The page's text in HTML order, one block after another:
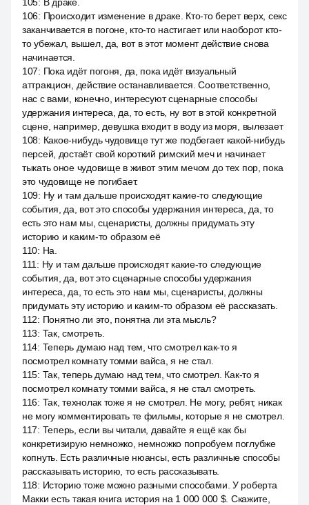
106: Происходит изменение в драке. Кто-то берет верх, секс
заканчивается в погоне, кто-то настигает или наоборот кто-
то убежал, вышел, да, вот в этот момент действие снова
начинается.
107: Пока идёт погоня, да, пока идёт визуальный
аттракцион, действие останавливается. Соответственно,
нас с вами, конечно, интересуют сценарные способы
удержания интереса, да, то есть, ну вот в этой конкретной
сцене, например, девушка входит в воду из моря, вылезает
108: Какое-нибудь чудовище тут же подбегает какой-нибудь
персей, достаёт свой короткий римский меч и начинает
тыкать оное чудовище в живот этим мечом до тех пор, пока
это чудовище не погибает.
109: Ну и там дальше происходят какие-то следующие
события, да, вот это способы удержания интереса, да, то
есть это нам мы, сценаристы, должны придумать эту
историю и каким-то образом её
110: На.
111 : Ну и там дальше происходят какие-то следующие
события, да, вот это сценарные способы удержания
интереса, да, то есть это нам мы, сценаристы, должны
придумать эту историю и каким-то образом её рассказать.
112: Понятно ли это, понятна ли эта мысль?
113: Так, смотреть.
114: Теперь думаю над тем, что смотрел как-то я
посмотрел комнату томми вайса, я не стал.
115: Так, теперь думаю над тем, что смотрел. Как-то я
посмотрел комнату томми вайса, я не стал смотреть.
116: Так, технолак тоже я не смотрел. Не могу, ребят, никак
не могу комментировать те фильмы, которые я не смотрел.
117: Теперь, если вы читали, давайте я ещё как бы
конкретизирую немножко, немножко попробуем поглубже
копнуть. Есть различные нюансы, есть различные способы
рассказывать историю, то есть рассказывать.
118: Историю тоже можно разными способами. У роберта
Макки есть такая книга история на 1 000 000 $. Скажите,